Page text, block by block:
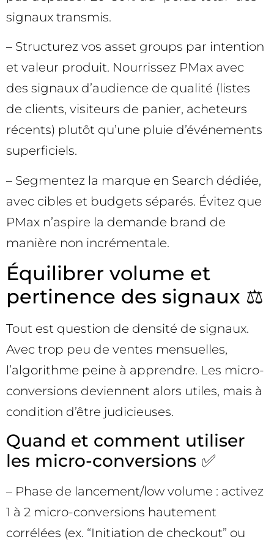
signaux transmis.
– Structurez vos asset groups par intention
et valeur produit. Nourrissez PMax avec
des signaux d’audience de qualité (listes
de clients, visiteurs de panier, acheteurs
récents) plutôt qu’une pluie d’événements
superficiels.
– Segmentez la marque en Search dédiée,
avec cibles et budgets séparés. Évitez que
PMax n’aspire la demande brand de
manière non incrémentale.
Équilibrer volume et
pertinence des signaux ⚖️
Tout est question de densité de signaux.
Avec trop peu de ventes mensuelles,
l’algorithme peine à apprendre. Les micro-
conversions deviennent alors utiles, mais à
condition d’être judicieuses.
Quand et comment utiliser
les micro-conversions ✅
– Phase de lancement/low volume : activez
1 à 2 micro-conversions hautement
corrélées (ex. “Initiation de checkout” ou